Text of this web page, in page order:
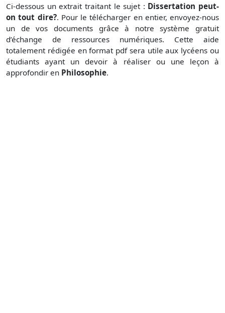
Ci-dessous un extrait traitant le sujet : Dissertation peut-
on tout dire?. Pour le télécharger en entier, envoyez-nous
un de vos documents grâce à notre système gratuit
d’échange de ressources numériques. Cette aide
totalement rédigée en format pdf sera utile aux lycéens ou
étudiants ayant un devoir à réaliser ou une leçon à
approfondir en Philosophie.